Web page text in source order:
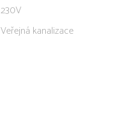
230V
Veřejná kanalizace